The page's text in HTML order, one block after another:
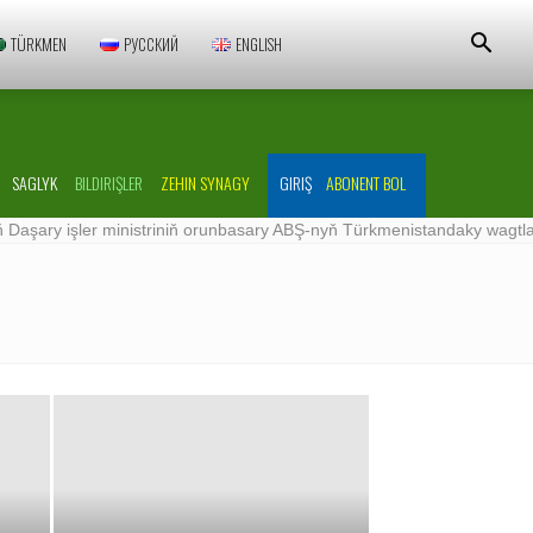
TÜRKMEN РУССКИЙ ENGLISH
SAGLYK BILDIRIŞLER ZEHIN SYNAGY GIRIŞ ABONENT BOL
işler ministriniň orunbasary ABŞ-nyň Türkmenistandaky